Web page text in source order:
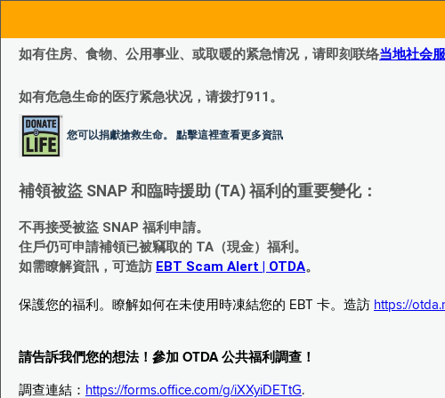
如有住房、食物、公用事业、或取暖的紧急情况，请即刻联络当地社会
如有危急生命的医疗紧急状况，请拨打911。
您可以捐獻搶救生命。 點擊這裡查看更多資訊
補領被盜 SNAP 和臨時援助 (TA) 福利的重要變化：
不再接受被盜 SNAP 福利申請。
住戶仍可申請補領已被竊取的 TA（現金）福利。
如需瞭解資訊，可造訪 EBT Scam Alert | OTDA。
保護您的福利。瞭解如何在未使用時凍結您的 EBT 卡。造訪 https://
請告訴我們您的想法！參加 OTDA 公共福利調查！
調查連結： https://forms.office.com/g/iXXyiDETtG.